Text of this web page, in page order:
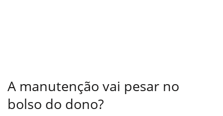
A manutenção vai pesar no
bolso do dono?